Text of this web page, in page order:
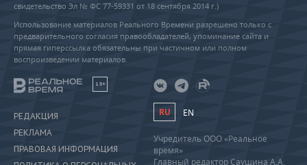
свидетельство Эл № ФС 77-59331 от 18 сентября 2014 г.)
Использование материалов Реального Времени разрешено только с
предварительного согласия правообладателей, упоминание сайта и
прямая гиперссылка обязательны при частичном или полном
воспроизведении материалов.
18+
РЕДАКЦИЯ
РЕКЛАМА
ПРАВОВАЯ ИНФОРМАЦИЯ
RU EN
Учредитель ООО «Реальное
время»
Главный редактор Саушина А.А.